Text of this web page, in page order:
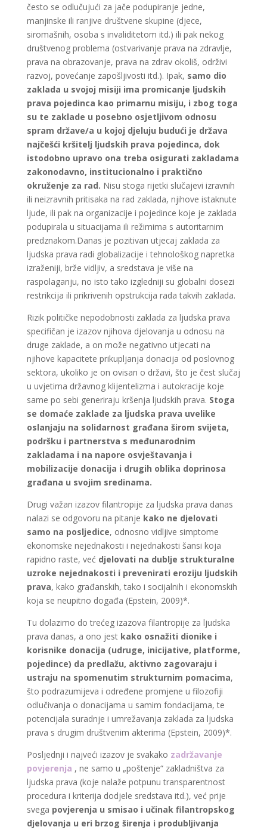
često se odlučujući za jače podupiranje jedne,
manjinske ili ranjive društvene skupine (djece,
siromašnih, osoba s invaliditetom itd.) ili pak nekog
društvenog problema (ostvarivanje prava na zdravlje,
prava na obrazovanje, prava na zdrav okoliš, održivi
razvoj, povećanje zapošljivosti itd.). Ipak, samo dio
zaklada u svojoj misiji ima promicanje ljudskih
prava pojedinca kao primarnu misiju, i zbog toga
su te zaklade u posebno osjetljivom odnosu
spram države/a u kojoj djeluju budući je država
najčešći kršitelj ljudskih prava pojedinca, dok
istodobno upravo ona treba osigurati zakladama
zakonodavno, institucionalno i praktično
okruženje za rad. Nisu stoga rijetki slučajevi izravnih
ili neizravnih pritisaka na rad zaklada, njihove istaknute
ljude, ili pak na organizacije i pojedince koje je zaklada
podupirala u situacijama ili režimima s autoritarnim
predznakom.Danas je pozitivan utjecaj zaklada za
ljudska prava radi globalizacije i tehnološkog napretka
izraženiji, brže vidljiv, a sredstava je više na
raspolaganju, no isto tako izgledniji su globalni dosezi
restrikcija ili prikrivenih opstrukcija rada takvih zaklada.
Rizik političke nepodobnosti zaklada za ljudska prava
specifičan je izazov njihova djelovanja u odnosu na
druge zaklade, a on može negativno utjecati na
njihove kapacitete prikupljanja donacija od poslovnog
sektora, ukoliko je on ovisan o državi, što je čest slučaj
u uvjetima državnog klijentelizma i autokracije koje
same po sebi generiraju kršenja ljudskih prava. Stoga
se domaće zaklade za ljudska prava uvelike
oslanjaju na solidarnost građana širom svijeta,
podršku i partnerstva s međunarodnim
zakladama i na napore osvještavanja i
mobilizacije donacija i drugih oblika doprinosa
građana u svojim sredinama.
Drugi važan izazov filantropije za ljudska prava danas
nalazi se odgovoru na pitanje kako ne djelovati
samo na posljedice, odnosno vidljive simptome
ekonomske nejednakosti i nejednakosti šansi koja
rapidno raste, već djelovati na dublje strukturalne
uzroke nejednakosti i prevenirati eroziju ljudskih
prava, kako građanskih, tako i socijalnih i ekonomskih
koja se neupitno događa (Epstein, 2009)*.
Tu dolazimo do trećeg izazova filantropije za ljudska
prava danas, a ono jest kako osnažiti dionike i
korisnike donacija (udruge, inicijative, platforme,
pojedince) da predlažu, aktivno zagovaraju i
ustraju na spomenutim strukturnim pomacima,
što podrazumijeva i određene promjene u filozofiji
odlučivanja o donacijama u samim fondacijama, te
potencijala suradnje i umrežavanja zaklada za ljudska
prava s drugim društvenim akterima (Epstein, 2009)*.
Posljednji i najveći izazov je svakako zadržavanje
povjerenja , ne samo u „poštenje“ zakladništva za
ljudska prava (koje nalaže potpunu transparentnost
procedura i kriterija dodjele sredstava itd.), već prije
svega povjerenja u smisao i učinak filantropskog
djelovanja u eri brzog širenja i produbljivanja